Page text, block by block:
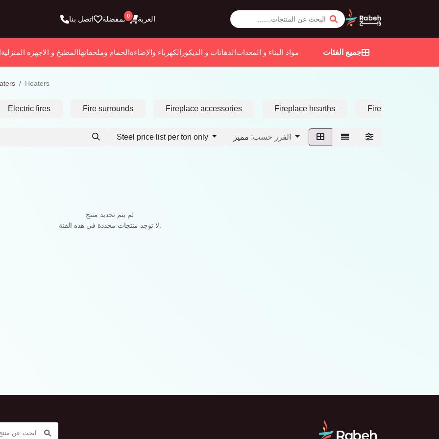
العربة 0المفضلة اتصل بنا
جميع الفئات مواد البناء و المعداتالدهانات و الديكور الكهرباء والإضاءةالحمام وملحقاتهاالمطبخ و الاجهزه المنزلية
Heaters
Electric fires Fire surrounds Fireplace accessories Fireplace hearths Fireplace suites
Steel price list per ton only الفرز حسب:
لم يتم تحديد منتج